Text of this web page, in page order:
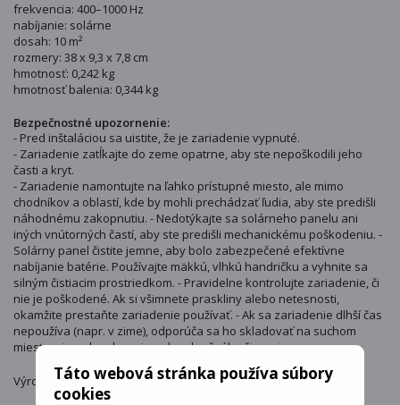
Táto webová stránka používa súbory
cookies
frekvencia: 400–1000 Hz
nabíjanie: solárne
dosah: 10 m²
rozmery: 38 x 9,3 x 7,8 cm
hmotnosť: 0,242 kg
hmotnosť balenia: 0,344 kg
Bezpečnostné upozornenie:
- Pred inštaláciou sa uistite, že je zariadenie vypnuté.
- Zariadenie zatĺkajte do zeme opatrne, aby ste nepoškodili jeho
časti a kryt.
- Zariadenie namontujte na ľahko prístupné miesto, ale mimo
chodníkov a oblastí, kde by mohli prechádzať ľudia, aby ste predišli
náhodnému zakopnutiu. - Nedotýkajte sa solárneho panelu ani
iných vnútorných častí, aby ste predišli mechanickému poškodeniu. -
Solárny panel čistite jemne, aby bolo zabezpečené efektívne
nabíjanie batérie. Používajte mäkkú, vlhkú handričku a vyhnite sa
silným čistiacim prostriedkom. - Pravidelne kontrolujte zariadenie, či
nie je poškodené. Ak si všimnete praskliny alebo netesnosti,
okamžite prestaňte zariadenie používať. - Ak sa zariadenie dlhší čas
nepoužíva (napr. v zime), odporúča sa ho skladovať na suchom
mieste mimo dosahu priameho slnečného žiarenia.
Výrobca : REPEST